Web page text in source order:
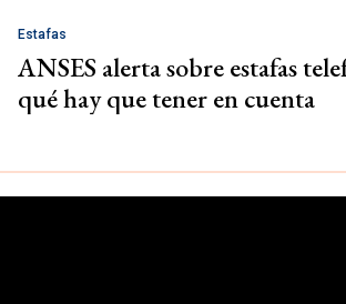
Estafas
ANSES alerta sobre estafas
qué hay que tener en cuenta